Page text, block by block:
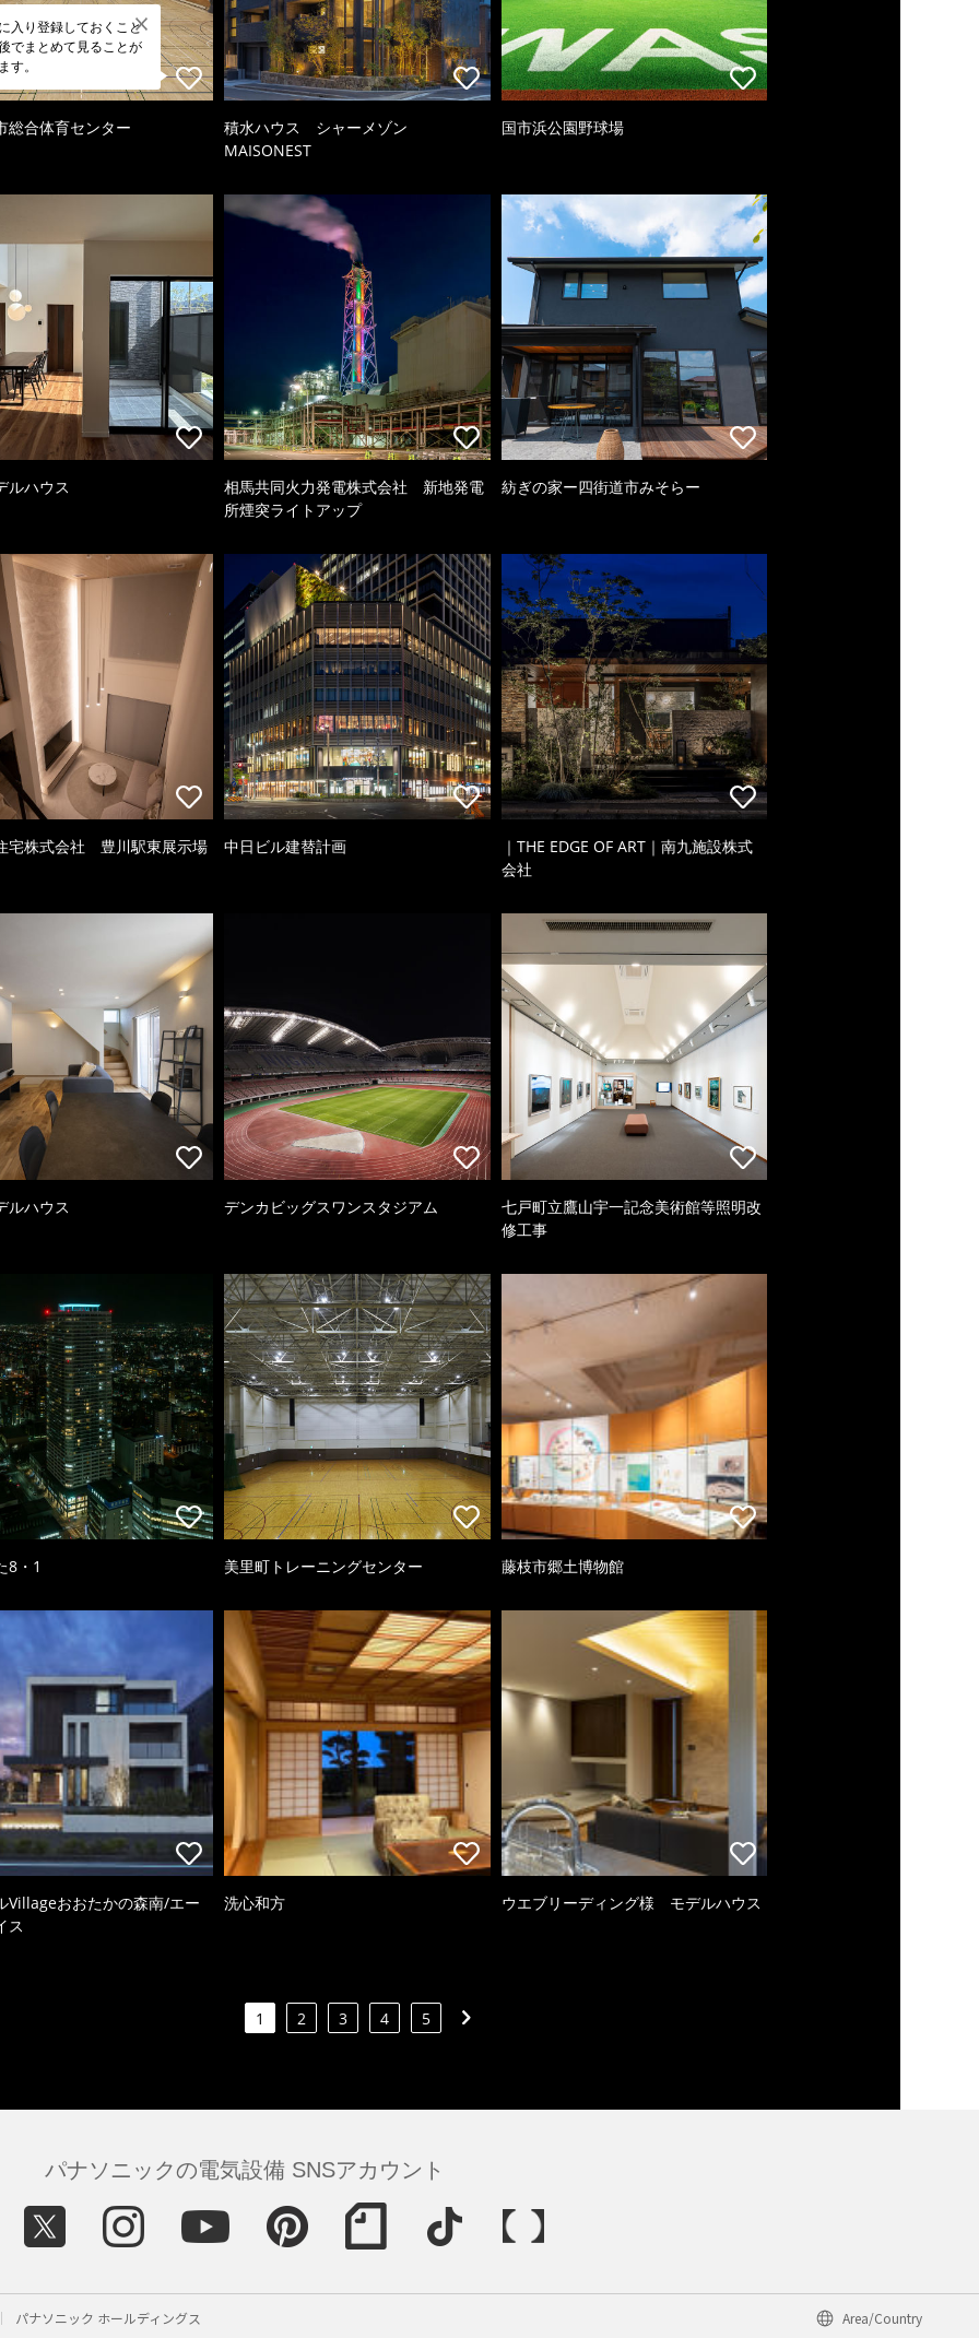
入り登録しておくこと
でまとめて見ることが
す。
総合体育センター
積水ハウス シャーメゾン
MAISONEST
国市浜公園野球場
ルハウス
相馬共同火力発電株式会社 新地発電
所煙突ライトアップ
紡ぎの家ー四街道市みそらー
宅株式会社 豊川駅東展示場 中日ビル建替計画
｜THE EDGE OF ART｜南九施設株式
会社
ルハウス デンカビッグスワンスタジアム
七戸町立鷹山宇一記念美術館等照明改
修工事
8・1 美里町トレーニングセンター 藤枝市郷土博物館
Villageおおたかの森南/エー
ス
洗心和方 ウエブリーディング様 モデルハウス
1 2 3 4 5
パナソニックの電気設備 SNSアカウント
パナソニック ホールディングス Area/Country